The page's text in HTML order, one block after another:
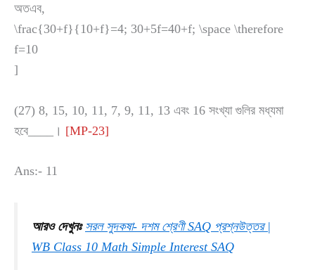
অতএব,
\frac{30+f}{10+f}=4; 30+5f=40+f; \space \therefore
f=10
]
(27) 8, 15, 10, 11, 7, 9, 11, 13 এবং 16 সংখ্যা গুলির মধ্যমা
হবে____। [MP-23]
Ans:- 11
আরও দেখুনঃ সরল সুদকষা- দশম শ্রেণী SAQ প্রশ্নউত্তর |
WB Class 10 Math Simple Interest SAQ